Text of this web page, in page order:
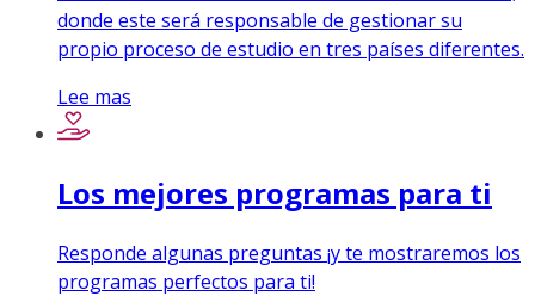
donde este será responsable de gestionar su
propio proceso de estudio en tres países diferentes.
Lee mas
Los mejores programas para ti
Responde algunas preguntas ¡y te mostraremos los
programas perfectos para ti!